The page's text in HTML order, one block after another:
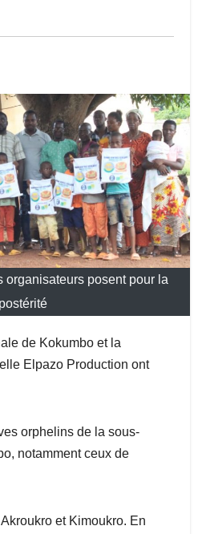
organisateurs posent pour la
postérité
de Kokumbo et la
Elpazo Production ont
orphelins de la sous-
notamment ceux de
et Kimoukro. En